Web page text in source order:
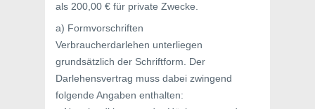
als 200,00 € für private Zwecke.
a) Formvorschriften
Verbraucherdarlehen unterliegen
grundsätzlich der Schriftform. Der
Darlehensvertrag muss dabei zwingend
folgende Angaben enthalten: